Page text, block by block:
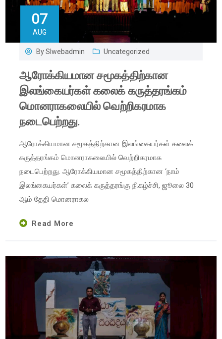
07
AUG
BySlwebadmin Uncategorized
ஆரோக்கியமான சமூகத்திற்கான
இலங்கையர்கள் கலைக் கருத்தரங்கம்
மொனராகலையில் வெற்றிகரமாக
நடைபெற்றது.
ஆரோக்கியமான சமூகத்திற்கான இலங்கையர்கள் கலைக்
கருத்தரங்கம் மொனராகலையில் வெற்றிகரமாக
நடைபெற்றது. ஆரோக்கியமான சமூகத்திற்கான ‘நாம்
இலங்கையர்கள்’ கலைக் கருத்தரங்கு நிகழ்ச்சி, ஜூலை 30
ஆம் தேதி மொனராகல
Read More